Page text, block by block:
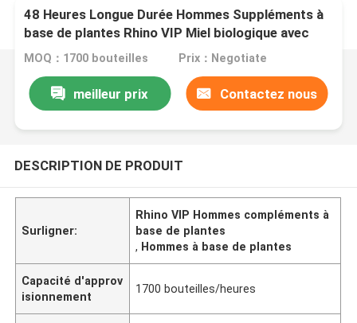
48 Heures Longue Durée Hommes Suppléments à
base de plantes Rhino VIP Miel biologique avec
Ginseng Herbal 12 sachets-20g
MOQ：1700 bouteilles Prix：Negotiate
meilleur prix Contactez nous
DESCRIPTION DE PRODUIT
Surligner:
Rhino VIP Hommes compléments à
base de plantes
, Hommes à base de plantes
Capacité d'approv
isionnement
1700 bouteilles/heures